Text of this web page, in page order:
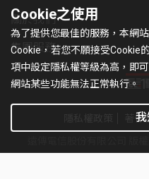
關於我們
集團服務
著
Cookie之使用
為了提供您最佳的服務，本網
Cookie，若您不願接受Cookie
項中設定隱私權等級為高，即
網站某些功能無法正常執行。
我